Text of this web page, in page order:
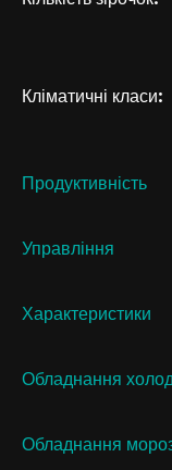
Кліматичні класи:
Продуктивність
Управління
Характеристики
Обладнання
Обладнання